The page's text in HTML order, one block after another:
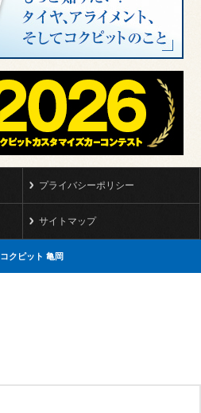
プライバシーポリシー
サイトマップ
コクピット 亀岡